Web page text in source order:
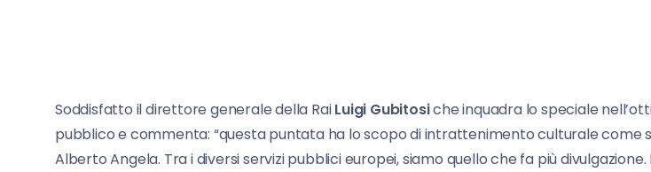
Soddisfatto il direttore generale della RaiLuigi Gubitosiche inquadra lo speciale
pubblico e commenta: “questa puntata ha lo scopo di intrattenimento culturale come
Alberto Angela. Tra i diversi servizi pubblici europei, siamo quello che fa più divulgazione.